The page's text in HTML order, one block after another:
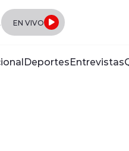
EN VIVO
DeportesEntrevistas